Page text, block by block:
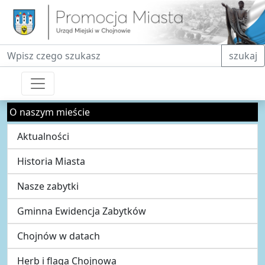
Fraza do wyszukiwania szukaj
O naszym mieście
Aktualności
Historia Miasta
Nasze zabytki
Gminna Ewidencja Zabytków
Chojnów w datach
Herb i flaga Chojnowa